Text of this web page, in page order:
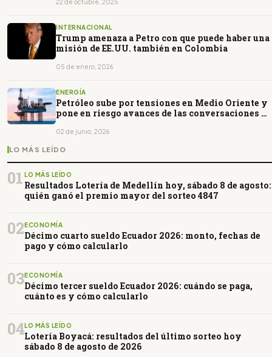
22 de octubre, 2025
INTERNACIONAL
Trump amenaza a Petro con que puede haber una
misión de EE.UU. también en Colombia
05 de enero, 2026
ENERGÍA
Petróleo sube por tensiones en Medio Oriente y
pone en riesgo avances de las conversaciones de
02 de junio, 2026
LO MÁS LEÍDO
01 LO MÁS LEÍDO
Resultados Lotería de Medellín hoy, sábado 8 de agosto:
quién ganó el premio mayor del sorteo 4847
02ECONOMÍA
Décimo cuarto sueldo Ecuador 2026: monto, fechas de
pago y cómo calcularlo
03ECONOMÍA
Décimo tercer sueldo Ecuador 2026: cuándo se paga,
cuánto es y cómo calcularlo
04LO MÁS LEÍDO
Lotería Boyacá: resultados del último sorteo hoy
sábado 8 de agosto de 2026